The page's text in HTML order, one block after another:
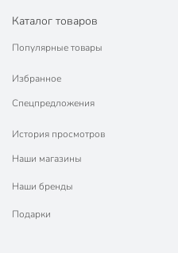
Каталог товаров
Популярные товары
Избранное
Спецпредложения
История просмотров
Наши магазины
Наши бренды
Подарки